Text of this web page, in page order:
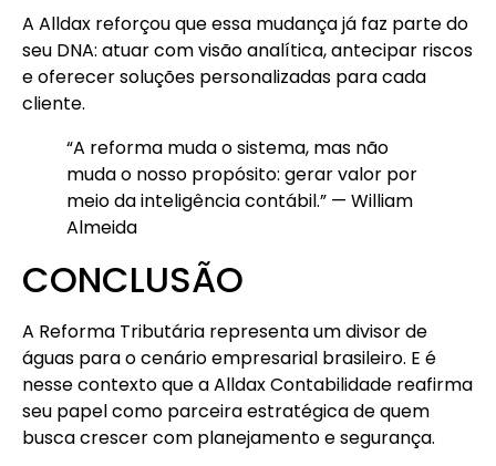
A Alldax reforçou que essa mudança já faz parte do
seu DNA: atuar com visão analítica, antecipar riscos
e oferecer soluções personalizadas para cada
cliente.
“A reforma muda o sistema, mas não
muda o nosso propósito: gerar valor por
meio da inteligência contábil.” — William
Almeida
CONCLUSÃO
A Reforma Tributária representa um divisor de
águas para o cenário empresarial brasileiro. E é
nesse contexto que a Alldax Contabilidade reafirma
seu papel como parceira estratégica de quem
busca crescer com planejamento e segurança.